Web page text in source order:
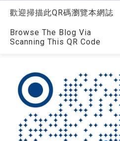
歡迎掃描此QR碼瀏覽本網誌
Browse The Blog Via
Scanning This QR Code